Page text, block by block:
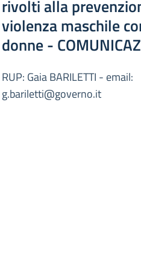
rivolti alla
violenza maschile
donne -
RUP: Gaia BARILETTI - email:
g.bariletti@governo.it